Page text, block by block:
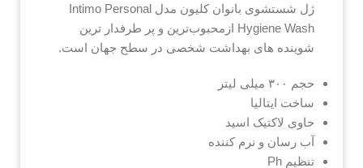
ژل شستشوی بانوان کلیون مدل Intimo Personal
Hygiene Wash ازمحبوب‌ترین و پر طرفدار ترین
شوینده های بهداشت شخصی در سطح جهان است.
حجم ۳۰۰ میلی لیتر
ساخت ایتالیا
حاوی لاکتیک اسید
آب رسان و نرم کننده
تنظیم Ph